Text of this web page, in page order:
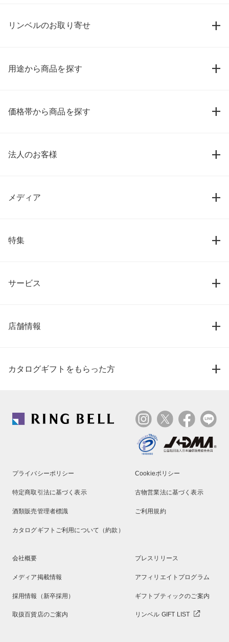
リンベルのお取り寄せ
用途から商品を探す
価格帯から商品を探す
法人のお客様
メディア
特集
サービス
店舗情報
カタログギフトをもらった方
プライバシーポリシー Cookieポリシー
特定商取引法に基づく表示 古物営業法に基づく表示
酒類販売管理者標識 ご利用規約
カタログギフトご利用について（約款）
会社概要 プレスリリース
メディア掲載情報 アフィリエイトプログラム
採用情報（新卒採用） ギフトブティックのご案内
取扱百貨店のご案内 リンベル GIFT LIST